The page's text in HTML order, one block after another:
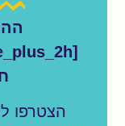
הצטרפו